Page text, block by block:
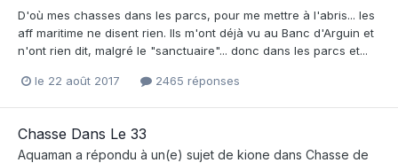
D'où mes chasses dans les parcs, pour me mettre à l'abris... les
aff maritime ne disent rien. Ils m'ont déjà vu au Banc d'Arguin et
n'ont rien dit, malgré le "sanctuaire"... donc dans les parcs et...
le 22 août 2017 2465 réponses
Chasse Dans Le 33
Aquaman a répondu à un(e) sujet de kione dans Chasse de